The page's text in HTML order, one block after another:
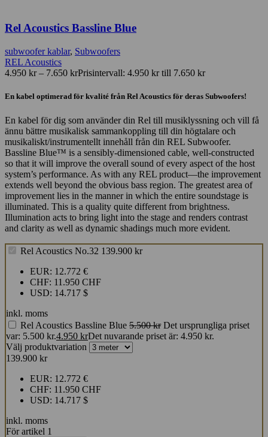
Rel Acoustics Bassline Blue
subwoofer kablar, Subwoofers
REL Acoustics
4.950 kr – 7.650 krPrisintervall: 4.950 kr till 7.650 kr
En kabel optimerad för kvalité från Rel Acoustics för deras Subwoofers!
En kabel för dig som använder din Rel till musiklyssning och vill få
ännu bättre musikalisk sammankoppling till din högtalare och
musikaliskt/instrumentellt innehåll från din REL Subwoofer.
Bassline Blue™ is a sensibly-dimensioned cable, well-constructed
so that it will improve the overall sound of every aspect of the host
system’s performance. As with any REL product—the improvement
extends well beyond the obvious bass region. The greatest area of
improvement lies in the manner in which the entire soundstage is
illuminated. This is a quality quite different from brightness.
Illumination acts to bring light into the stage and renders contrast
and clarity as well as dynamic shadings much more evident.
Rel Acoustics No.32 139.900 kr
EUR: 12.772 €
CHF: 11.950 CHF
USD: 14.717 $
inkl. moms
Rel Acoustics Bassline Blue 5.500kr Det ursprungliga priset
var: 5.500 kr.4.950 krDet nuvarande priset är: 4.950 kr.
Välj produktvariation
139.900 kr
EUR: 12.772 €
CHF: 11.950 CHF
USD: 14.717 $
inkl. moms
För artikel 1